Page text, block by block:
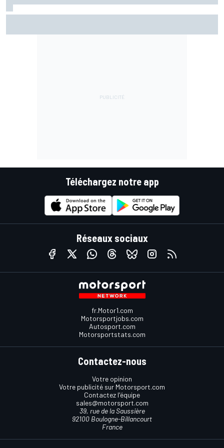
Téléchargez notre app
Réseaux sociaux
fr.Motor1.com
Motorsportjobs.com
Autosport.com
Motorsportstats.com
Contactez-nous
Votre opinion
Votre publicité sur Motorsport.com
Contactez l'équipe
sales@motorsport.com
39, rue de la Saussière
92100 Boulogne-Billancourt
France